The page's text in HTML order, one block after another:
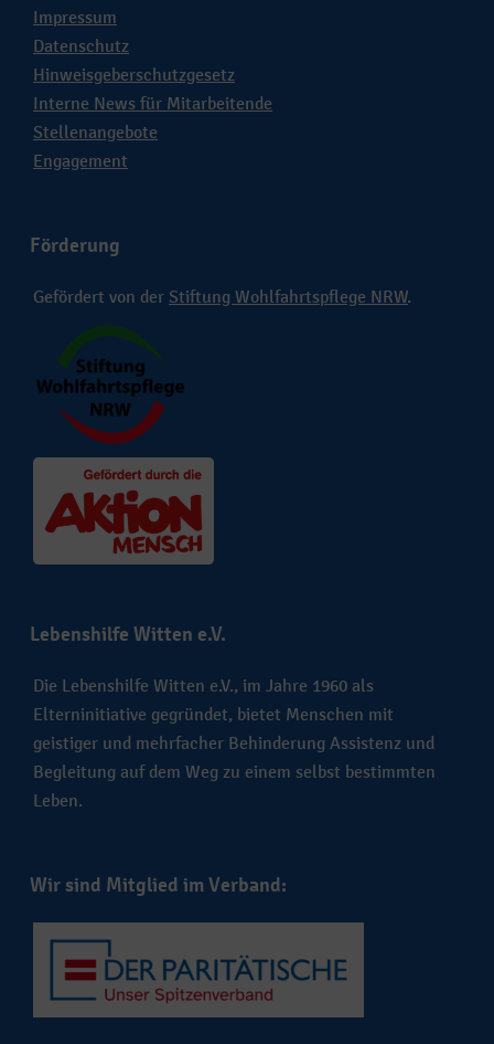
Impressum
Datenschutz
Hinweisgeberschutzgesetz
Interne News für Mitarbeitende
Stellenangebote
Engagement
Förderung
Gefördert von der Stiftung Wohlfahrtspflege NRW.
Lebenshilfe Witten e.V.
Die Lebenshilfe Witten e.V., im Jahre 1960 als
Elterninitiative gegründet, bietet Menschen mit
geistiger und mehrfacher Behinderung Assistenz und
Begleitung auf dem Weg zu einem selbst bestimmten
Leben.
Wir sind Mitglied im Verband: